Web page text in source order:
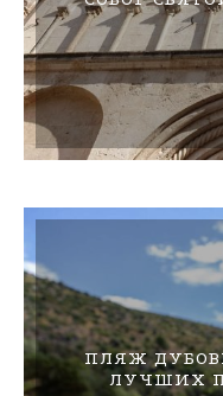
ПЛЯЖ
ЛУЧШИХ